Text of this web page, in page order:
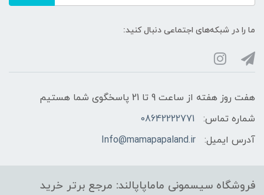
ما را در شبکه‌های اجتماعی دنبال کنید:
هفت روز هفته از ساعت 9 تا 21 پاسخگوی شما هستیم
شماره تماس:
08642222771
آدرس ایمیل:
Info@mamapapaland.ir
فروشگاه سیسمونی ماماپاپالند: مرجع برتر خرید